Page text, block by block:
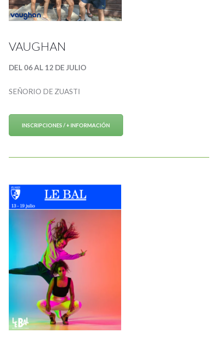
VAUGHAN
DEL 06 AL 12 DE JULIO
SEÑORIO DE ZUASTI
INSCRIPCIONES / + INFORMACIÓN